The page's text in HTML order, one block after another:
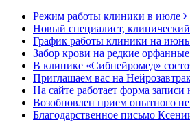
Режим работы клиники в июле
Новый специалист,
График работы клиники на июнь
Забор крови на редкие
В клинике «Сибнейромед»
Приглашаем вас на
На сайте работает форма записи
Возобновлен прием опытного
Благодарственное письмо